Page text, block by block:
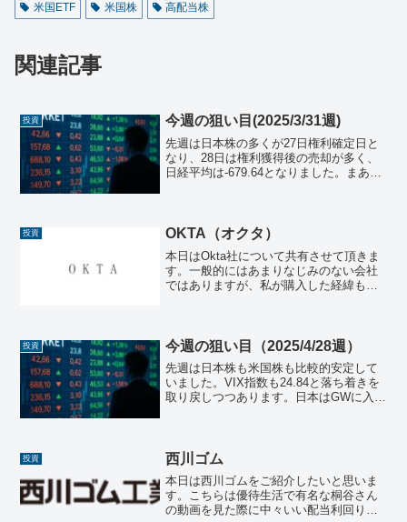
米国ETF
米国株 高配当株
関連記事
投資 今週の狙い目(2025/3/31週)
先週は日本株の多くが27日権利確定日と
なり、28日は権利獲得後の売却が多く、
日経平均は-679.64となりました。まあ、
ま...
投資 OKTA（オクタ）
本日はOkta社について共有させて頂きま
す。一般的にはあまりなじみのない会社
ではありますが、私が購入した経緯も踏
（ID...
投資 今週の狙い目（2025/4/28週）
先週は日本株も米国株も比較的安定して
いました。VIX指数も24.84と落ち着きを
取り戻しつつあります。日本はGWに入る
株は先週に引き...
投資 西川ゴム
本日は西川ゴムをご紹介したいと思いま
す。こちらは優待生活で有名な桐谷さん
の動画を見た際に中々いい配当利回りだ